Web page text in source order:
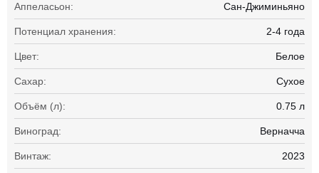
Аппеласьон: Сан-Джиминьяно
Потенциал хранения: 2-4 года
Цвет: Белое
Сахар: Сухое
Объём (л): 0.75 л
Виноград: Верначча
Винтаж: 2023